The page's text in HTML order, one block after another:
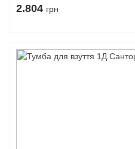
2.804 грн